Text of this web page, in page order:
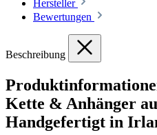
Hersteller
Bewertungen
Beschreibung
Kette & Anhänger
Handgefertigt in